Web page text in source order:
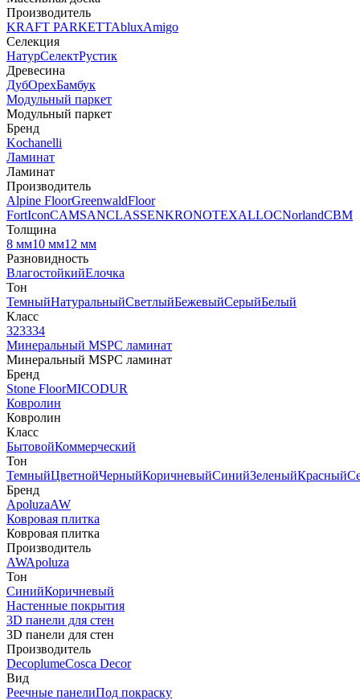
Производитель
KRAFT PARKETTAbluxAmigo
Селекция
НатурСелектРустик
Древесина
ДубОрехБамбук
Модульный паркет
Модульный паркет
Бренд
Kochanelli
Ламинат
Ламинат
Производитель
Alpine FloorGreenwaldFloor
FortIconCAMSANCLASSENKRONOTEXALLOCNorlandCBM
Толщина
8 мм10 мм12 мм
Разновидность
ВлагостойкийЕлочка
Тон
ТемныйНатуральныйСветлыйБежевыйСерыйБелый
Класс
323334
Минеральный MSPC ламинат
Минеральный MSPC ламинат
Бренд
Stone FloorMICODUR
Ковролин
Ковролин
Класс
БытовойКоммерческий
Тон
ТемныйЦветнойЧерныйКоричневыйСинийЗеленыйКрасный
Бренд
ApoluzaAW
Ковровая плитка
Ковровая плитка
Производитель
AWApoluza
Тон
СинийКоричневый
Настенные покрытия
3D панели для стен
3D панели для стен
Производитель
DecoplumeCosca Decor
Вид
Реечные панелиПод покраску